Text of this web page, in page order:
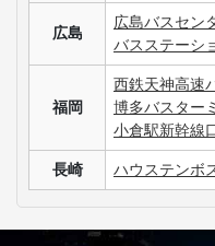
広島
広島バスセン
バスステーシ
福岡
西鉄天神高速
博多バスター
小倉駅新幹線
長崎 ハウステンボ